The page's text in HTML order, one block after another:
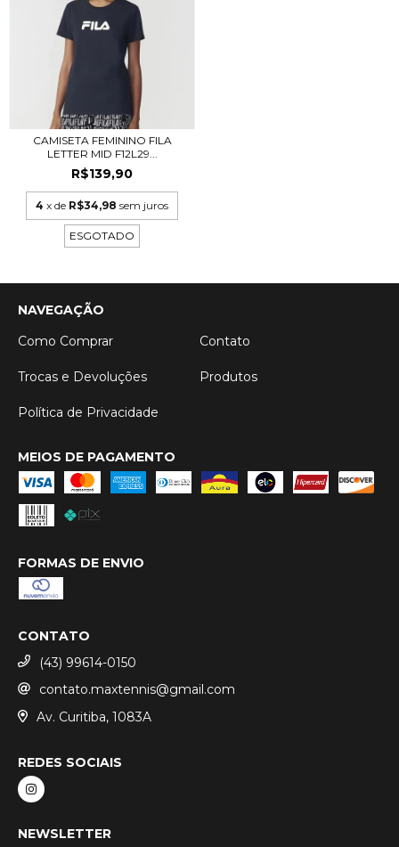
CAMISETA FEMININO FILA
LETTER MID F12L29...
R$139,90
4 x de R$34,98 sem juros
ESGOTADO
NAVEGAÇÃO
Como Comprar
Contato
Trocas e Devoluções Produtos
Política de Privacidade
MEIOS DE PAGAMENTO
FORMAS DE ENVIO
CONTATO
(43) 99614-0150
contato.maxtennis@gmail.com
Av. Curitiba, 1083A
REDES SOCIAIS
NEWSLETTER